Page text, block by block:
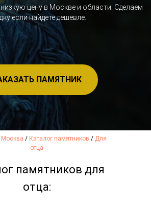
цену в Москве и области. Сделаем
если найдете дешевле.
ПАМЯТНИК
/ Каталог памятников / Для
отца
памятников для
отца: